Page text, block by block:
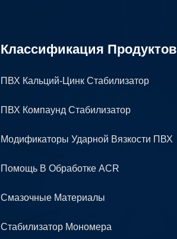
Классификация Продуктов
ПВХ Кальций-Цинк Стабилизатор
ПВХ Компаунд Стабилизатор
Модификаторы Ударной Вязкости ПВХ
Помощь В Обработке ACR
Смазочные Материалы
Стабилизатор Мономера